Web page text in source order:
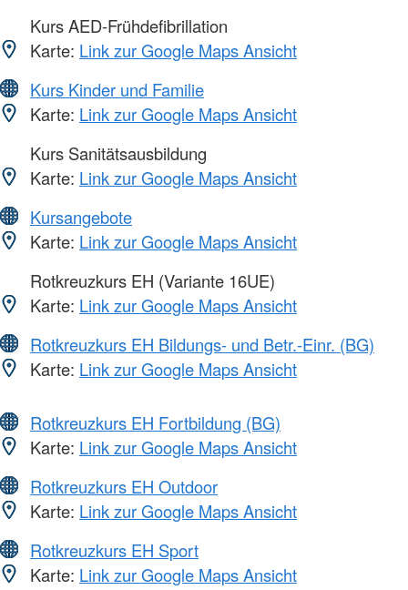
Kurs AED-Frühdefibrillation
Karte: Link zur Google Maps Ansicht
Kurs Kinder und Familie
Karte: Link zur Google Maps Ansicht
Kurs Sanitätsausbildung
Karte: Link zur Google Maps Ansicht
Kursangebote
Karte: Link zur Google Maps Ansicht
Rotkreuzkurs EH (Variante 16UE)
Karte: Link zur Google Maps Ansicht
Rotkreuzkurs EH Bildungs- und Betr.-Einr. (BG)
Karte: Link zur Google Maps Ansicht
Rotkreuzkurs EH Fortbildung (BG)
Karte: Link zur Google Maps Ansicht
Rotkreuzkurs EH Outdoor
Karte: Link zur Google Maps Ansicht
Rotkreuzkurs EH Sport
Karte: Link zur Google Maps Ansicht